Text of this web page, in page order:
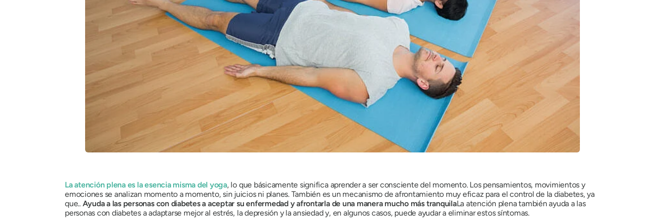
La atención plena es la esencia misma del yoga, lo que básicamente significa aprender a ser consciente del momento. Los pensamientos, movimientos y
emociones se analizan momento a momento, sin juicios ni planes. También es un mecanismo de afrontamiento muy eficaz para el control de la diabetes, ya
que.. Ayuda a las personas con diabetes a aceptar su enfermedad y afrontarla de una manera mucho más tranquilaLa atención plena también ayuda a las
personas con diabetes a adaptarse mejor al estrés, la depresión y la ansiedad y, en algunos casos, puede ayudar a eliminar estos síntomas.